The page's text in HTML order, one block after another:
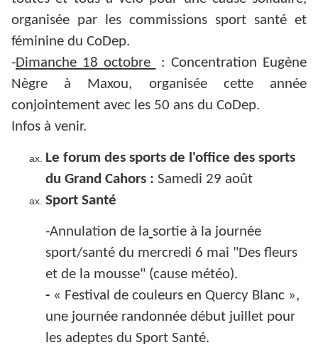
organisée par les commissions sport santé et
féminine du CoDep.
-Dimanche 18 octobre
: Concentration Eugène
Nègre à Maxou, organisée cette année
conjointement avec les 50 ans du CoDep.
Infos à venir.
Le forum des sports de l'office des sports
du Grand Cahors : Samedi 29 août
Sport Santé
-Annulation de la sortie à la journée
sport/santé du mercredi 6 mai "Des fleurs
et de la mousse" (cause météo).
- « Festival de couleurs en Quercy Blanc »,
une journée randonnée début juillet pour
les adeptes du Sport Santé.